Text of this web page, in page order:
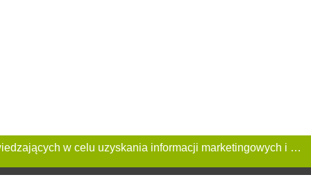
Ta Strona używa plików «cookies». Portal korzysta również z serwisu internetowego do zbierania danych technicznych o odwiedzających w celu uzyskania informacji marketingowych i statystycznych. Warunki przetwarzania danych odwiedzających Stronę, patrz: